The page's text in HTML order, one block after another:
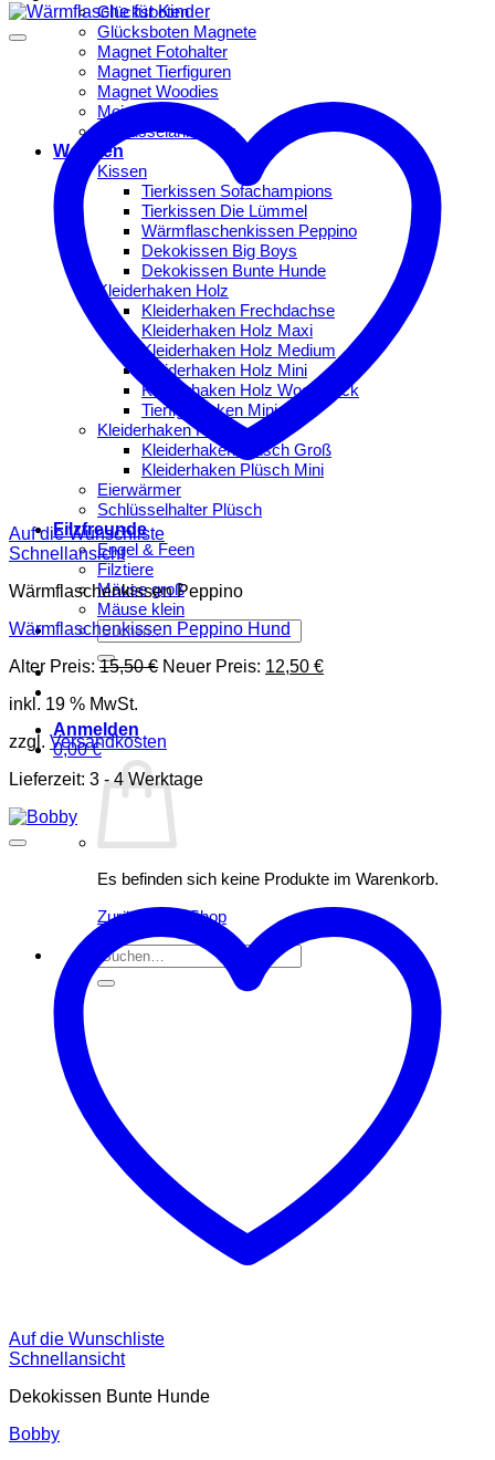
Glücksboten
Glücksboten Magnete
Magnet Fotohalter
Magnet Tierfiguren
Magnet Woodies
Mojos
Schlüsselanhänger
Wohnen
Kissen
Tierkissen Sofachampions
Tierkissen Die Lümmel
Wärmflaschenkissen Peppino
Dekokissen Big Boys
Dekokissen Bunte Hunde
Kleiderhaken Holz
Kleiderhaken Frechdachse
Kleiderhaken Holz Maxi
Kleiderhaken Holz Medium
Kleiderhaken Holz Mini
Kleiderhaken Holz Woodstock
Tierfigurhaken Mini
Kleiderhaken Plüsch
Kleiderhaken Plüsch Groß
Kleiderhaken Plüsch Mini
Eierwärmer
Schlüsselhalter Plüsch
Filzfreunde
Engel & Feen
Filztiere
Mäuse groß
Mäuse klein
Suchen
nach:
Anmelden
0,00€
Es befinden sich keine Produkte im Warenkorb.
Zurück zum Shop
Suchen
nach:
Auf die Wunschliste
Schnellansicht
Wärmflaschenkissen Peppino
Wärmflaschenkissen Peppino Hund
Alter Preis: 15,50€ Ursprünglicher
Neuer Preis: 12,50 €Aktueller
inkl. 19 % MwSt.
zzgl. Versandkosten
Lieferzeit: 3 - 4 Werktage
Auf die Wunschliste
Schnellansicht
Dekokissen Bunte Hunde
Bobby